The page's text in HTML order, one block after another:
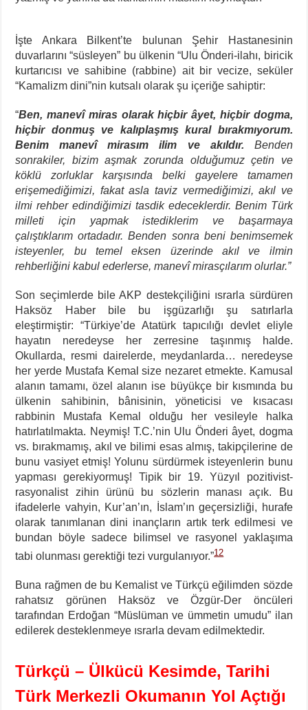
İşte Ankara Bilkent’te bulunan Şehir Hastanesinin
duvarlarını “süsleyen” bu ülkenin “Ulu Önderi-ilahı, biricik
kurtarıcısı ve sahibine (rabbine) ait bir vecize, seküler
“Kamalizm dini”nin kutsalı olarak şu içeriğe sahiptir:
“Ben, manevî miras olarak hiçbir âyet, hiçbir dogma,
hiçbir donmuş ve kalıplaşmış kural bırakmıyorum.
Benim manevî mirasım ilim ve akıldır. Benden
sonrakiler, bizim aşmak zorunda olduğumuz çetin ve
köklü zorluklar karşısında belki gayelere tamamen
erişemediğimizi, fakat asla taviz vermediğimizi, akıl ve
ilmi rehber edindiğimizi tasdik edeceklerdir. Benim Türk
milleti için yapmak istediklerim ve başarmaya
çalıştıklarım ortadadır. Benden sonra beni benimsemek
isteyenler, bu temel eksen üzerinde akıl ve ilmin
rehberliğini kabul ederlerse, manevî mirasçılarım olurlar.”
Son seçimlerde bile AKP destekçiliğini ısrarla sürdüren
Haksöz Haber bile bu işgüzarlığı şu satırlarla
eleştirmiştir: “Türkiye’de Atatürk tapıcılığı devlet eliyle
hayatın neredeyse her zerresine taşınmış halde.
Okullarda, resmi dairelerde, meydanlarda… neredeyse
her yerde Mustafa Kemal size nezaret etmekte. Kamusal
alanın tamamı, özel alanın ise büyükçe bir kısmında bu
ülkenin sahibinin, bânisinin, yöneticisi ve kısacası
rabbinin Mustafa Kemal olduğu her vesileyle halka
hatırlatılmakta. Neymiş! T.C.’nin Ulu Önderi âyet, dogma
vs. bırakmamış, akıl ve bilimi esas almış, takipçilerine de
bunu vasiyet etmiş! Yolunu sürdürmek isteyenlerin bunu
yapması gerekiyormuş! Tipik bir 19. Yüzyıl pozitivist-
rasyonalist zihin ürünü bu sözlerin manası açık. Bu
ifadelerle vahyin, Kur’an’ın, İslam’ın geçersizliği, hurafe
olarak tanımlanan dini inançların artık terk edilmesi ve
bundan böyle sadece bilimsel ve rasyonel yaklaşıma
tabi olunması gerektiği tezi vurgulanıyor.”12
Buna rağmen de bu Kemalist ve Türkçü eğilimden sözde
rahatsız görünen Haksöz ve Özgür-Der öncüleri
tarafından Erdoğan “Müslüman ve ümmetin umudu” ilan
edilerek desteklenmeye ısrarla devam edilmektedir.
Türkçü – Ülkücü Kesimde, Tarihi
Türk Merkezli Okumanın Yol Açtığı